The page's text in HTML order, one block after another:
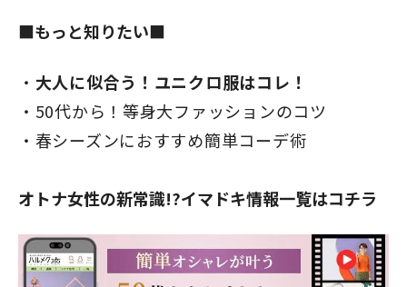
■もっと知りたい■
大人に似合う！ユニクロ服はコレ！
50代から！等身大ファッションのコツ
春シーズンにおすすめ簡単コーデ術
オトナ女性の新常識!?イマドキ情報一覧はコチラ